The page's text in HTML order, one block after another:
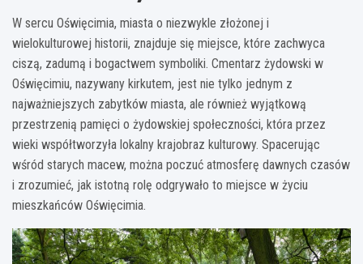
W sercu Oświęcimia, miasta o niezwykle złożonej i
wielokulturowej historii, znajduje się miejsce, które zachwyca
ciszą, zadumą i bogactwem symboliki. Cmentarz żydowski w
Oświęcimiu, nazywany kirkutem, jest nie tylko jednym z
najważniejszych zabytków miasta, ale również wyjątkową
przestrzenią pamięci o żydowskiej społeczności, która przez
wieki współtworzyła lokalny krajobraz kulturowy. Spacerując
wśród starych macew, można poczuć atmosferę dawnych czasów
i zrozumieć, jak istotną rolę odgrywało to miejsce w życiu
mieszkańców Oświęcimia.